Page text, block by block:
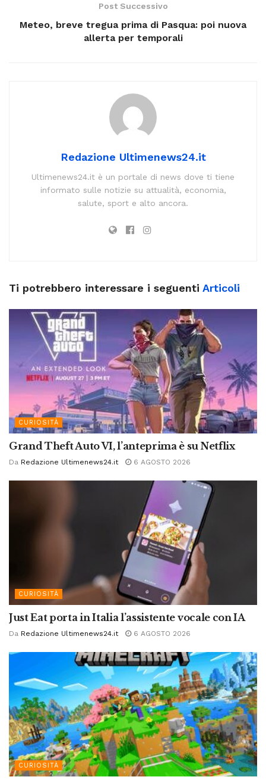
Post Successivo
Meteo, breve tregua prima di Pasqua: poi nuova
allerta per temporali
Redazione Ultimenews24.it
Ultimenews24.it è un portale di news dove ti tiene
informato sulle notizie su attualità, economia,
salute, sport e alto ancora.
Ti potrebbero interessare i seguenti Articoli
CURIOSITÀ
Grand Theft Auto VI, l’anteprima è su Netflix
Da Redazione Ultimenews24.it 6 AGOSTO 2026
CURIOSITÀ
Just Eat porta in Italia l’assistente vocale con IA
Da Redazione Ultimenews24.it 6 AGOSTO 2026
CURIOSITÀ